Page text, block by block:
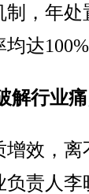
，年
达100%
解行业
效，离
负责人